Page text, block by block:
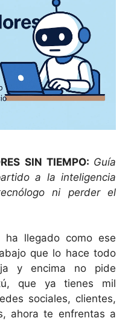
SIN TIEMPO: Guía
a la inteligencia
ni perder el
ha llegado como ese
que lo hace todo
y encima no pide
que ya tienes mil
sociales, clientes,
ahora te enfrentas a